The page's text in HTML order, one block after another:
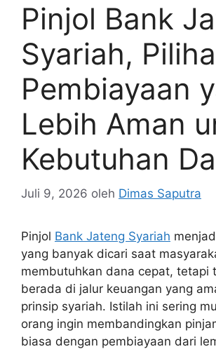
Pinjol Bank
Syariah,
Pembiayaan
Lebih Aman
Kebutuhan
Juli 9, 2026 oleh Dimas Saputra
Pinjol Bank Jateng Syariah
yang banyak dicari saat
membutuhkan dana cepat, tetapi
berada di jalur keuangan yang
prinsip syariah. Istilah ini sering
orang ingin membandingkan
biasa dengan pembiayaan dari